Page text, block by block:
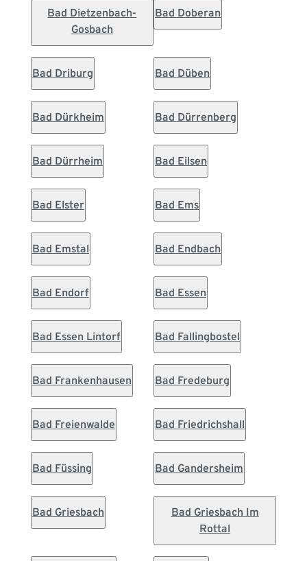
Bad Dietzenbach-
Gosbach
Bad Doberan
Bad Driburg Bad Düben
Bad Dürkheim Bad Dürrenberg
Bad Dürrheim Bad Eilsen
Bad Elster Bad Ems
Bad Emstal Bad Endbach
Bad Endorf Bad Essen
Bad Essen Lintorf Bad Fallingbostel
Bad Frankenhausen Bad Fredeburg
Bad Freienwalde Bad Friedrichshall
Bad Füssing Bad Gandersheim
Bad Griesbach
Bad Griesbach Im
Rottal